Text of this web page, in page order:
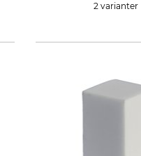
2 varianter